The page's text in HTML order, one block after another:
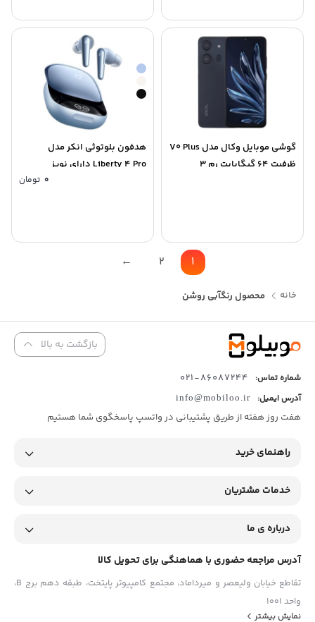
گوشی موبایل وکال مدل V0 Plus
ظرفیت 64 گیگابایت رم 3
هدفون بلوتوثی انکر مدل
Liberty 4 Pro دارای نویز
کنسلینگ فعال (ANC)، درگاه
0 تومان
1
2
←
خانه محصول رنگآبی روشن
بازگشت به بالا
شماره تماس: 86087244-021
آدرس ایمیل: info@mobiloo.ir
هفت روز هفته از طریق پشتیبانی در واتسپ پاسخگوی شما هستیم
راهنمای خرید
خدمات مشتریان
درباره ی ما
آدرس مراجعه حضوری با هماهنگی برای تحویل کالا
تقاطع خیابان ولیعصر و میرداماد، مجتمع کامپیوتر پایتخت، طبقه دهم برج B،
واحد 1001
نمایش بیشتر